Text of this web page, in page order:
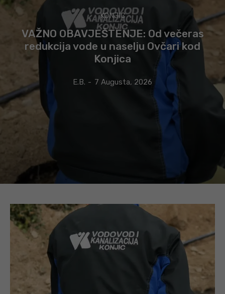
KONJIC
VAŽNO OBAVJEŠTENJE: Od večeras
redukcija vode u naselju Ovčari kod
Konjica
E.B. - 7 Augusta, 2026